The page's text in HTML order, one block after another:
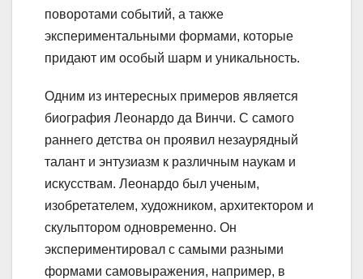
поворотами событий, а также
экспериментальными формами, которые
придают им особый шарм и уникальность.
Одним из интересных примеров является
биография Леонардо да Винчи. С самого
раннего детства он проявил незаурядный
талант и энтузиазм к различным наукам и
искусствам. Леонардо был ученым,
изобретателем, художником, архитектором и
скульптором одновременно. Он
экспериментировал с самыми разными
формами самовыражения, например, в